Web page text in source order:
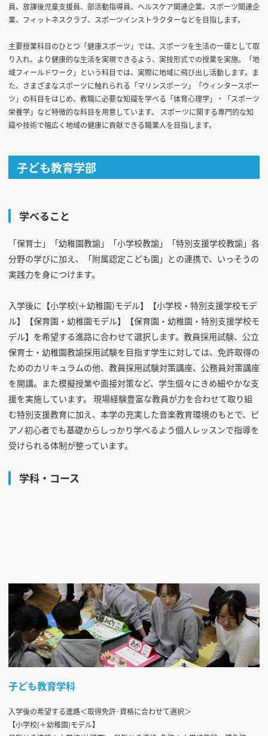
員、放課後児童支援員、部活動指導員、ヘルスケア関連企業、スポーツ関連企
業、フィットネスクラブ、スポーツインストラクターなどを目指します。
主要授業科目のひとつ「健康スポーツ」では、スポーツを生活の一環として取
り入れ、より健康的な生活を実現できるよう、実技形式での授業を実施。「地
域フィールドワーク」という科目では、実際に地域に飛び出し活動します。ま
た、さまざまなスポーツに触れられる「マリンスポーツ」「ウィンタースポー
ツ」の科目をはじめ、教職に必要な知識を学べる「体育心理学」・「スポーツ
栄養学」など特徴的な科目を用意しています。 スポーツに関する専門的な知
識や技術で幅広く地域の健康に貢献できる職業人を目指します。
子ども教育学部
学べること
「保育士」「幼稚園教諭」「小学校教諭」「特別支援学校教諭」各
分野の学びに加え、「附属認定こども園」との連携で、いっそうの
実践力を身につけます。
入学後に【小学校(＋幼稚園)モデル】【小学校・特別支援学校モデ
ル】【保育園・幼稚園モデル】【保育園・幼稚園・特別支援学校モ
デル】を希望する進路に合わせて選択します。教員採用試験、公立
保育士・幼稚園教諭採用試験を目指す学生に対しては、免許取得の
ためのカリキュラムの他、教員採用試験対策講座、公務員対策講座
を開講。また模擬授業や面接対策など、学生個々にきめ細やかな支
援を実施しています。 現場経験豊富な教員が力を合わせて取り組
む特別支援教育に加え、本学の充実した音楽教育環境のもとで、ピ
アノ初心者でも基礎からしっかり学べるよう個人レッスンで指導を
受けられる体制が整っています。
学科・コース
子ども教育学科
入学後の希望する進路＜取得免許･資格に合わせて選択＞
【小学校(＋幼稚園)モデル】